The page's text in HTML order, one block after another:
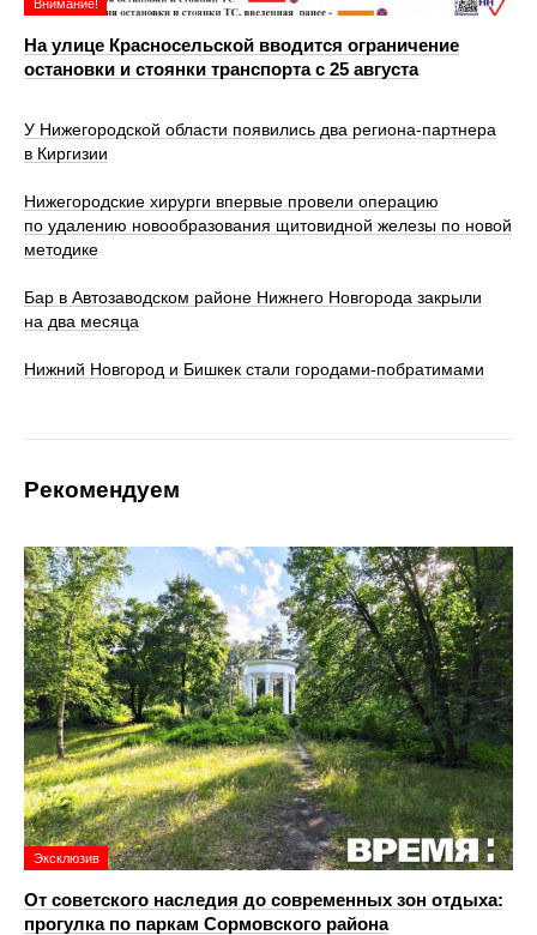
Внимание!
На улице Красносельской вводится ограничение
остановки и стоянки транспорта с 25 августа
У Нижегородской области появились два региона-партнера
в Киргизии
Нижегородские хирурги впервые провели операцию
по удалению новообразования щитовидной железы по новой
методике
Бар в Автозаводском районе Нижнего Новгорода закрыли
на два месяца
Нижний Новгород и Бишкек стали городами-побратимами
Рекомендуем
Эксклюзив
От советского наследия до современных зон отдыха:
прогулка по паркам Сормовского района